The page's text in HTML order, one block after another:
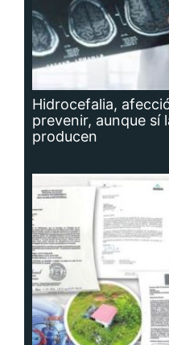
Hidrocefalia,
prevenir, aunque sí
producen